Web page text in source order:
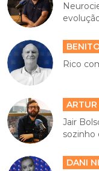
Rico
Jair
sozinho
DANI